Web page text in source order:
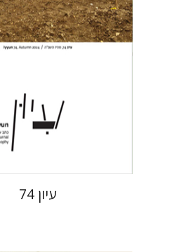
הנחת אתר ספר מודפס
$31
$28
עיון 74